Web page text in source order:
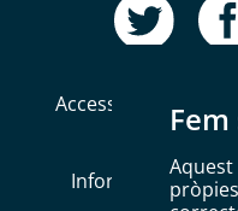
Accessibilitat
Informació Bàsica